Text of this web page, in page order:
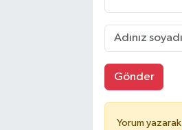
Gönder
Yorum yazarak